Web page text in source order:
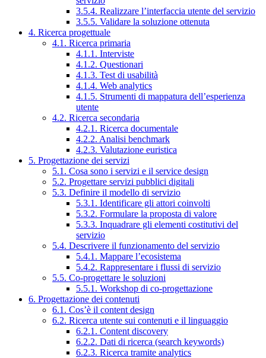
3.5.4. Realizzare l’interfaccia utente del servizio
3.5.5. Validare la soluzione ottenuta
4. Ricerca progettuale
4.1. Ricerca primaria
4.1.1. Interviste
4.1.2. Questionari
4.1.3. Test di usabilità
4.1.4. Web analytics
4.1.5. Strumenti di mappatura dell’esperienza
utente
4.2. Ricerca secondaria
4.2.1. Ricerca documentale
4.2.2. Analisi benchmark
4.2.3. Valutazione euristica
5. Progettazione dei servizi
5.1. Cosa sono i servizi e il service design
5.2. Progettare servizi pubblici digitali
5.3. Definire il modello di servizio
5.3.1. Identificare gli attori coinvolti
5.3.2. Formulare la proposta di valore
5.3.3. Inquadrare gli elementi costitutivi del
servizio
5.4. Descrivere il funzionamento del servizio
5.4.1. Mappare l’ecosistema
5.4.2. Rappresentare i flussi di servizio
5.5. Co-progettare le soluzioni
5.5.1. Workshop di co-progettazione
6. Progettazione dei contenuti
6.1. Cos’è il content design
6.2. Ricerca utente sui contenuti e il linguaggio
6.2.1. Content discovery
6.2.2. Dati di ricerca (search keywords)
6.2.3. Ricerca tramite analytics